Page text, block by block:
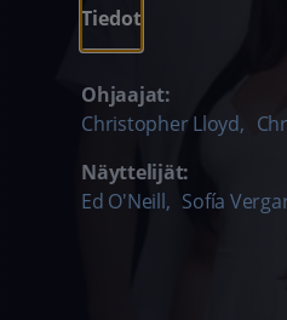
Tiedot
Ohjaajat:
Christopher Lloyd,
Näyttelijät:
Ed O'Neill , Sofía